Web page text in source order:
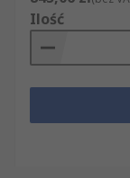
Ilość